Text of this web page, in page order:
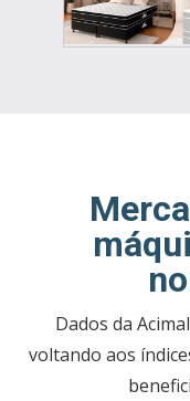
INDICADORES
FEIRAS
Dados da
voltando aos